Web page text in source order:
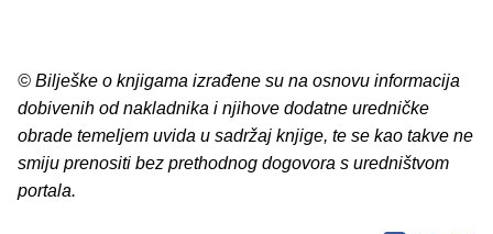
© Bilješke o knjigama izrađene su na osnovu informacija
dobivenih od nakladnika i njihove dodatne uredničke
obrade temeljem uvida u sadržaj knjige, te se kao takve ne
smiju prenositi bez prethodnog dogovora s uredništvom
portala.